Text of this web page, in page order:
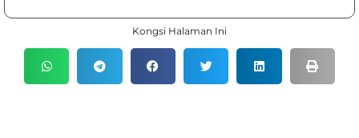
Kongsi Halaman Ini